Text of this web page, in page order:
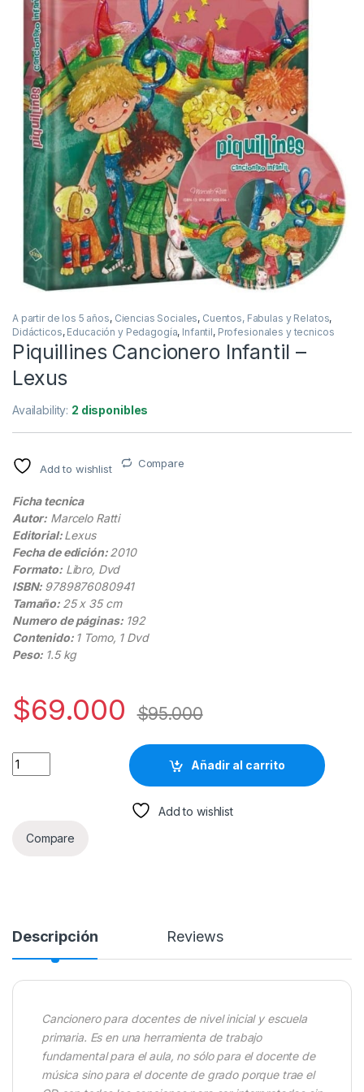
A partir de los 5 años, Ciencias Sociales, Cuentos, Fabulas y Relatos,
Didácticos, Educación y Pedagogía, Infantil, Profesionales y tecnicos
Piquillines Cancionero Infantil –
Lexus
Availability: 2 disponibles
Add to wishlist Compare
Ficha tecnica
Autor: Marcelo Ratti
Editorial:Lexus
Fecha de edición: 2010
Formato:Libro, Dvd
ISBN: 9789876080941
Tamaño: 25 x 35 cm
Numero de páginas:192
Contenido: 1 Tomo, 1 Dvd
Peso: 1.5 kg
$69.000 $95.000
Piquillines Cancionero Infantil - Lexus quantity
Añadir al carrito
Add to wishlist
Compare
Descripción Reviews
Cancionero para docentes de nivel inicial y escuela
primaria. Es en una herramienta de trabajo
fundamental para el aula, no sólo para el docente de
música sino para el docente de grado porque trae el